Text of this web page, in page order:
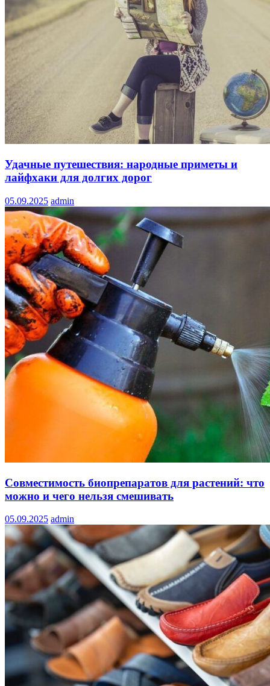
Удачные путешествия: народные приметы и
лайфхаки для долгих дорог
05.09.2025 admin
Совместимость биопрепаратов для растений: что
можно и чего нельзя смешивать
05.09.2025 admin